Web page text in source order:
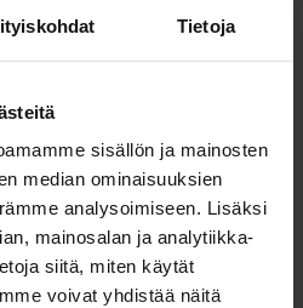
Tietoja
sisällön ja mainosten
median ominaisuuksien
analysoimiseen. Lisäksi
mainosalan ja analytiikka-
siitä, miten käytät
voivat yhdistää näitä
Juomapillit
Vaaleanpunaiset 10 kpl